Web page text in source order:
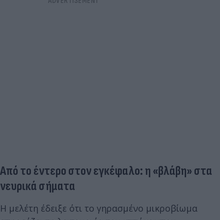
Από το έντερο στον εγκέφαλο: η «βλάβη» στα
νευρικά σήματα
Η μελέτη έδειξε ότι το γηρασμένο μικροβίωμα